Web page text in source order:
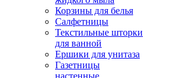
Корзины для белья
Салфетницы
Текстильные шторки
для ванной
Ершики для унитаза
Газетницы
настенные